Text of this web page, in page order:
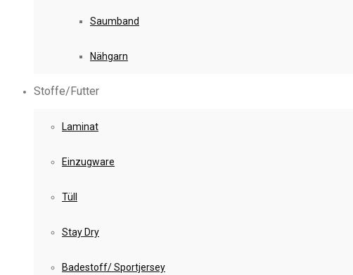
Saumband
Nähgarn
Stoffe/Futter
Laminat
Einzugware
Tüll
Stay Dry
Badestoff/ Sportjersey